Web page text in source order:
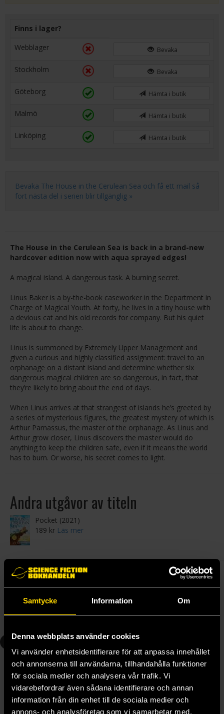
Samtycke Information Om
Denna webbplats använder cookies
Vi använder enhetsidentifierare för att anpassa innehållet
och annonserna till användarna, tillhandahålla funktioner
för sociala medier och analysera vår trafik. Vi
vidarebefordrar även sådana identifierare och annan
information från din enhet till de sociala medier och
annons- och analysföretag som vi samarbetar med.
Finns i lager?
Webblager
Bevaka
Stockholm Bevaka
Göteborg Hämta i butik
Malmö Hämta i butik
Linköping Hämta i butik
Bevaka The House in the Cerulean Sea och få ett mail så
fort nästa del i serien blir tillgänglig »
The House in the Cerulean Sea is back in a brand-new
hardcover edition now with aqua sprayed edges!
A magical island. A dangerous task. A burning secret.
Linus Baker is a by-the-book caseworker in the Department in
Charge of Magical Youth. At forty, he lives in a tiny house with
a devious cat and his old records for company. But his quiet
life is about to change.
Linus is summoned by Extremely Upper Management and
given a curious and highly classified assignment: travel to an
orphanage on a distant island and determine whether six
dangerous magical children are so dangerous, in fact, that
they’re likely to bring about the end of days.
When Linus arrives at that strangest of islands he’s greeted by
a series of mysterious figures, the greatest mystery of which is
Arthur Parnassus, the master of the orphanage. As Linus and
Arthur grow closer, Linus discovers the master would do
anything to keep the children safe, even if it means the world
has to burn. Or worse, his secret comes to light.
Andra utgåvor av titeln
Pocket (2021)
189 kr Läs mer
Taggar: HBTQ Nutidsfantasy
Personalen rekommenderar